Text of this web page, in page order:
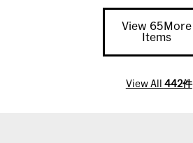
View 65More
Items
View All 442件